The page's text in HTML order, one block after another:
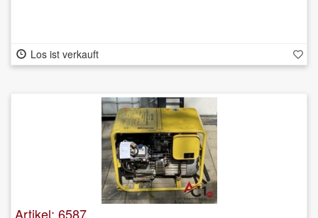
Los ist verkauft
Artikel: 6587